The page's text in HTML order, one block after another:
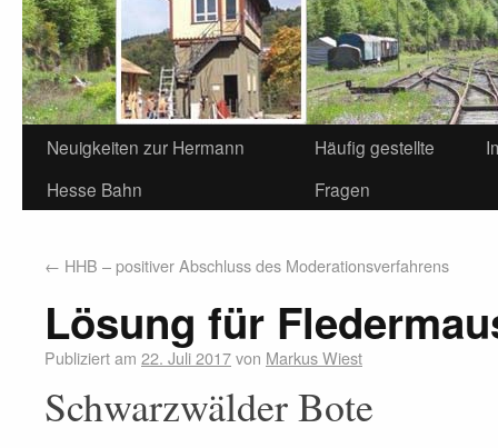
Neuigkeiten zur Hermann
Hesse Bahn
Häufig gestellte
Fragen
← HHB – positiver Abschluss des Moderationsverfahrens
Lösung für
Publiziert am 22. Juli 2017von Markus Wiest
Schwarzwälder Bote